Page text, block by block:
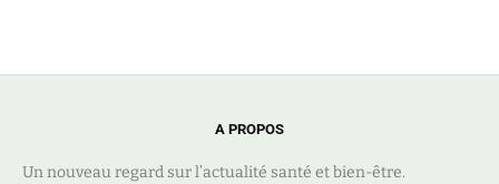
A PROPOS
Un nouveau regard sur l’actualité santé et bien-être.